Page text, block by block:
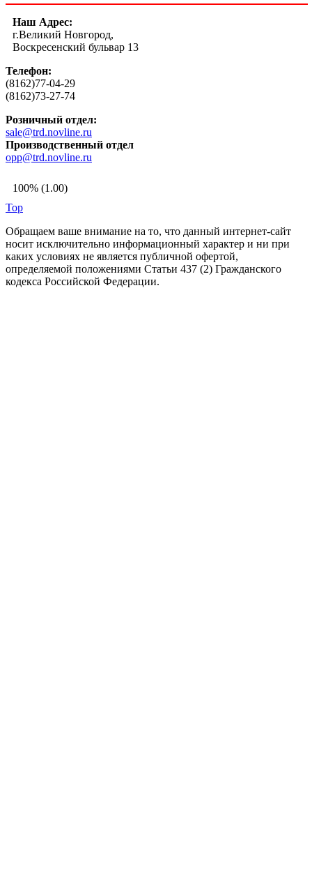
Наш Адрес:
г.Великий Новгород,
Воскресенский бульвар 13
Телефон:
(8162)77-04-29
(8162)73-27-74
Розничный отдел:
sale@trd.novline.ru
Производственный отдел
opp@trd.novline.ru
100% (1.00)
Top
Обращаем ваше внимание на то, что данный интернет-сайт
носит исключительно информационный характер и ни при
каких условиях не является публичной офертой,
определяемой положениями Статьи 437 (2) Гражданского
кодекса Российской Федерации.